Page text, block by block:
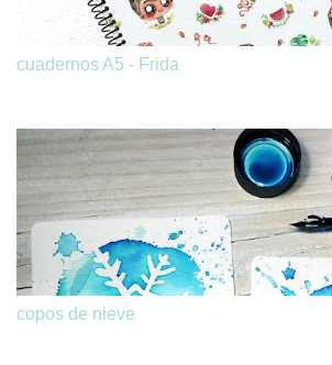
cuadernos A5 - Frida
copos de nieve